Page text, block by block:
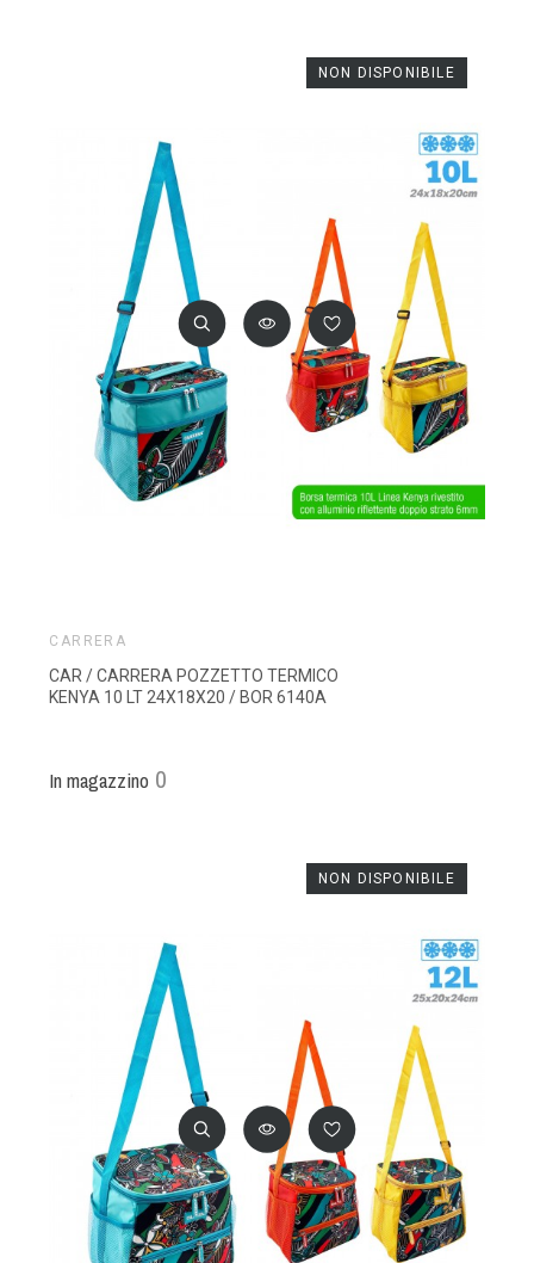
CARRERA
CAR / CARRERA POZZETTO TERMICO
KENYA 10 LT 24X18X20 / BOR 6140A
In magazzino 0
NON DISPONIBILE
NON DISPONIBILE